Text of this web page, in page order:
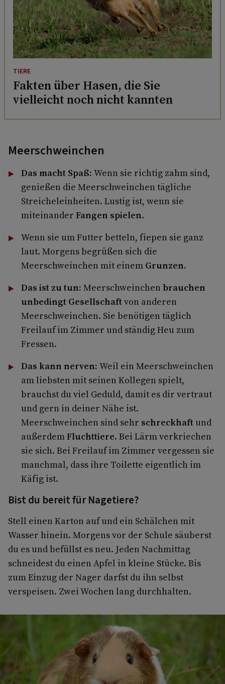
TIERE
Fakten über Hasen, die Sie
vielleicht noch nicht kannten
Meerschweinchen
Das macht Spaß: Wenn sie richtig zahm sind,
genießen die Meerschweinchen tägliche
Streicheleinheiten. Lustig ist, wenn sie
miteinander Fangen spielen.
Wenn sie um Futter betteln, fiepen sie ganz
laut. Morgens begrüßen sich die
Meerschweinchen mit einem Grunzen.
Das ist zu tun: Meerschweinchen brauchen
unbedingt Gesellschaftvon anderen
Meerschweinchen. Sie benötigen täglich
Freilauf im Zimmer und ständig Heu zum
Fressen.
Das kann nerven: Weil ein Meerschweinchen
am liebsten mit seinen Kollegen spielt,
brauchst du viel Geduld, damit es dir vertraut
und gern in deiner Nähe ist.
Meerschweinchen sind sehr schreckhaft und
außerdemFluchttiere. Bei Lärm verkriechen
sie sich. Bei Freilauf im Zimmer vergessen sie
manchmal, dass ihre Toilette eigentlich im
Käfig ist.
Bist du bereit für Nagetiere?
Stell einen Karton auf und ein Schälchen mit
Wasser hinein. Morgens vor der Schule säuberst
du es und befüllst es neu. Jeden Nachmittag
schneidest du einen Apfel in kleine Stücke. Bis
zum Einzug der Nager darfst du ihn selbst
verspeisen. Zwei Wochen lang durchhalten.